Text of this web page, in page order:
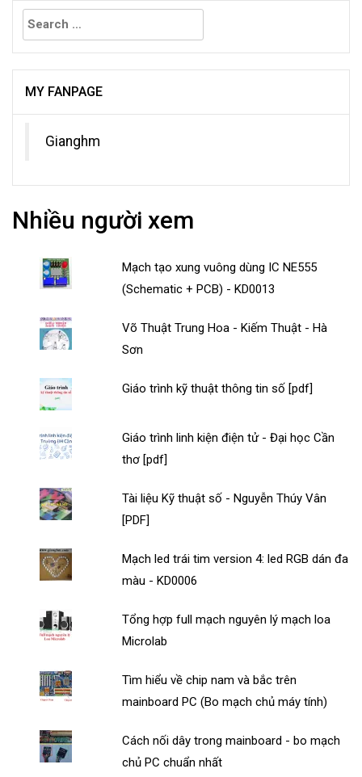
Search
for:
MY FANPAGE
Gianghm
Nhiều người xem
Mạch tạo xung vuông dùng IC NE555
(Schematic + PCB) - KD0013
Võ Thuật Trung Hoa - Kiếm Thuật - Hà
Sơn
Giáo trình kỹ thuật thông tin số [pdf]
Giáo trình linh kiện điện tử - Đại học Cần
thơ [pdf]
Tài liệu Kỹ thuật số - Nguyễn Thúy Vân
[PDF]
Mạch led trái tim version 4: led RGB dán đa
màu - KD0006
Tổng hợp full mạch nguyên lý mạch loa
Microlab
Tìm hiểu về chip nam và bắc trên
mainboard PC (Bo mạch chủ máy tính)
Cách nối dây trong mainboard - bo mạch
chủ PC chuẩn nhất